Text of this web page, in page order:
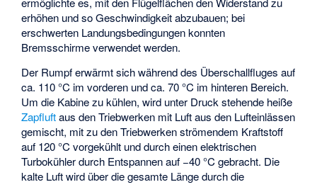
erhöhen und so Geschwindigkeit abzubauen; bei
erschwerten Landungsbedingungen konnten
Bremsschirme verwendet werden.
Der Rumpf erwärmt sich während des Überschallfluges auf
ca. 110 °C im vorderen und ca. 70 °C im hinteren Bereich.
Um die Kabine zu kühlen, wird unter Druck stehende heiße
Zapfluftaus den Triebwerken mit Luft aus den Lufteinlässen
gemischt, mit zu den Triebwerken strömendem Kraftstoff
auf 120 °C vorgekühlt und durch einen elektrischen
Turbokühler durch Entspannen auf −40 °C gebracht. Die
kalte Luft wird über die gesamte Länge durch die